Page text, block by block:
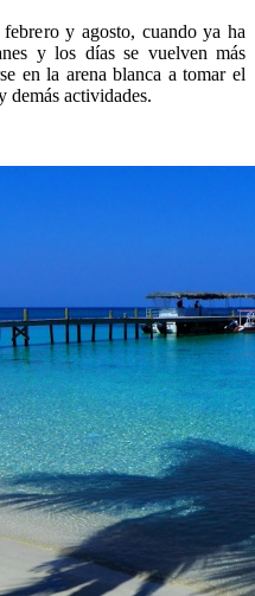
y agosto, cuando ya ha
y los días se vuelven más
en la arena blanca a tomar el
demás actividades.